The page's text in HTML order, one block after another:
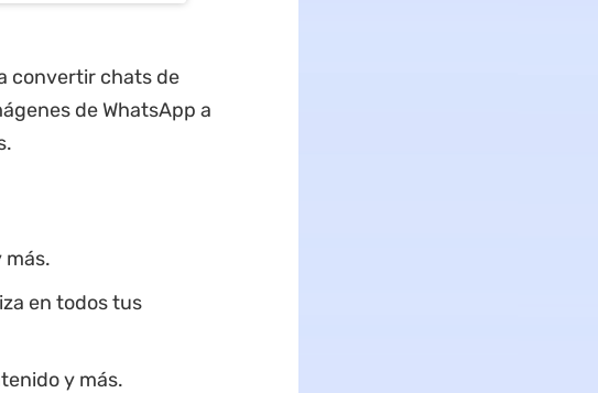
convertir chats de
de WhatsApp a
más.
en todos tus
y más.